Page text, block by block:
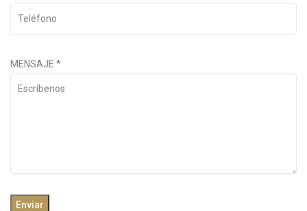
MENSAJE *
Enviar